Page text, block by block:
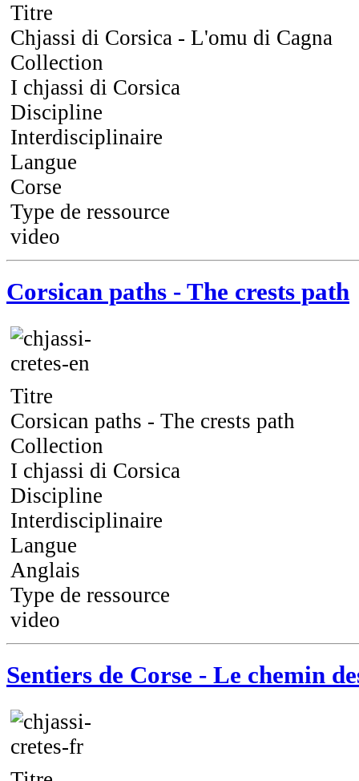
Titre
Chjassi di Corsica - L'omu di Cagna
Collection
I chjassi di Corsica
Discipline
Interdisciplinaire
Langue
Corse
Type de ressource
video
Corsican paths - The crests path
Titre
Corsican paths - The crests path
Collection
I chjassi di Corsica
Discipline
Interdisciplinaire
Langue
Anglais
Type de ressource
video
Sentiers de Corse - Le chemin